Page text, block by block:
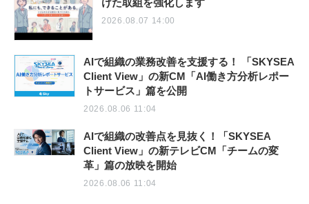
けた取組を強化します
2026.08.07 14:00
AIで組織の業務改善を支援する！ 「SKYSEA
Client View」の新CM「AI働き方分析レポー
トサービス」篇を公開
2026.08.06 11:04
AIで組織の改善点を見抜く！「SKYSEA
Client View」の新テレビCM「チームの変
革」篇の放映を開始
2026.08.06 11:04